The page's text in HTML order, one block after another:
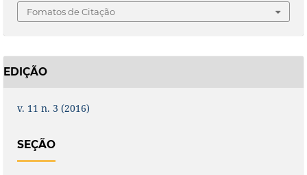
Fomatos de Citação
EDIÇÃO
v. 11 n. 3 (2016)
SEÇÃO